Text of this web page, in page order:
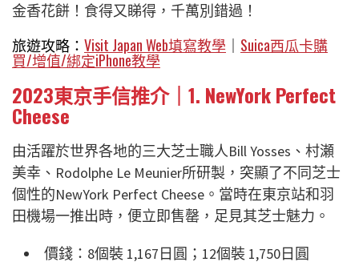
金香花餅！食得又睇得，千萬別錯過！
旅遊攻略： Visit Japan Web填寫教學 ｜ Suica西瓜卡購
買/增值/綁定iPhone教學
2023東京手信推介｜1. NewYork Perfect
Cheese
由活躍於世界各地的三大芝士職人Bill Yosses、村瀬
美幸、Rodolphe Le Meunier所研製，突顯了不同芝士
個性的NewYork Perfect Cheese。當時在東京站和羽
田機場一推出時，便立即售罄，足見其芝士魅力。
價錢：8個裝 1,167日圓；12個裝 1,750日圓